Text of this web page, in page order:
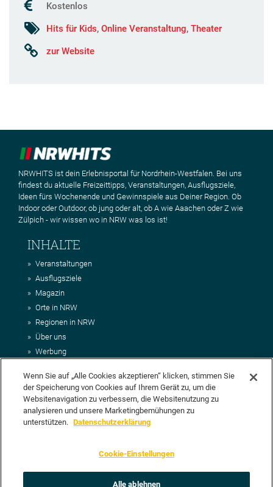
Kostenlos
Hits für Kids, Online Veranstaltung, Theater
zur Website
NRWHITS ist dein Erlebnisportal für Nordrhein-Westfalen. Bei uns
findest du aktuelle Freizeittipps, Veranstaltungen, Ausflugsziele,
Ideen fürs Wochenende und Gewinnspiele aus Deiner Region. Ob
Indoor oder Outdoor, ob jung oder alt, ob A wie Aaachen oder Z wie
Zülpich - wir wissen wo in NRW was los ist!
INHALTE
Veranstaltungen
Ausflugsziele
Magazin
Orte in NRW
Regionen in NRW
Über uns
Werbung
Impressum
AGB
Datenschutz
DEIN VORSCHLAG FÜR NRWHITS
vorschlagen? Klasse, dann nutze doch einfach
Unsere Redaktion wird Deinen Vorschlag dann so schnell wie
Wenn Sie auf „Alle Cookies akzeptieren“ klicken, stimmen Sie
der Speicherung von Cookies auf Ihrem Gerät zu, um die
Websitenavigation zu verbessern, die Websitenutzung zu
analysieren und unsere Marketingbemühungen zu
unterstützen. Datenschutzerklärung
Cookie-Einstellungen
Alle ablehnen